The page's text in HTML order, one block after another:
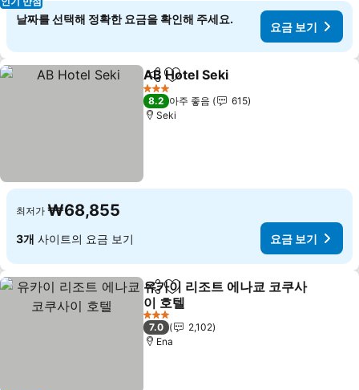
날짜를 선택해 정확한 요금을 확인해 주세요.
요금 보기
공유 즐겨찾기에 추가
AB Hotel Seki
3 성급
8.2 아주 좋음
615
Seki
최저가 ₩68,855
3개 사이트의 요금 보기 요금 보기
공유 즐겨찾기에 추가
유카이 리조트 에나쿄 코쿠사
이 호텔
요금 보기
3 성급
7.0
2,102
Ena